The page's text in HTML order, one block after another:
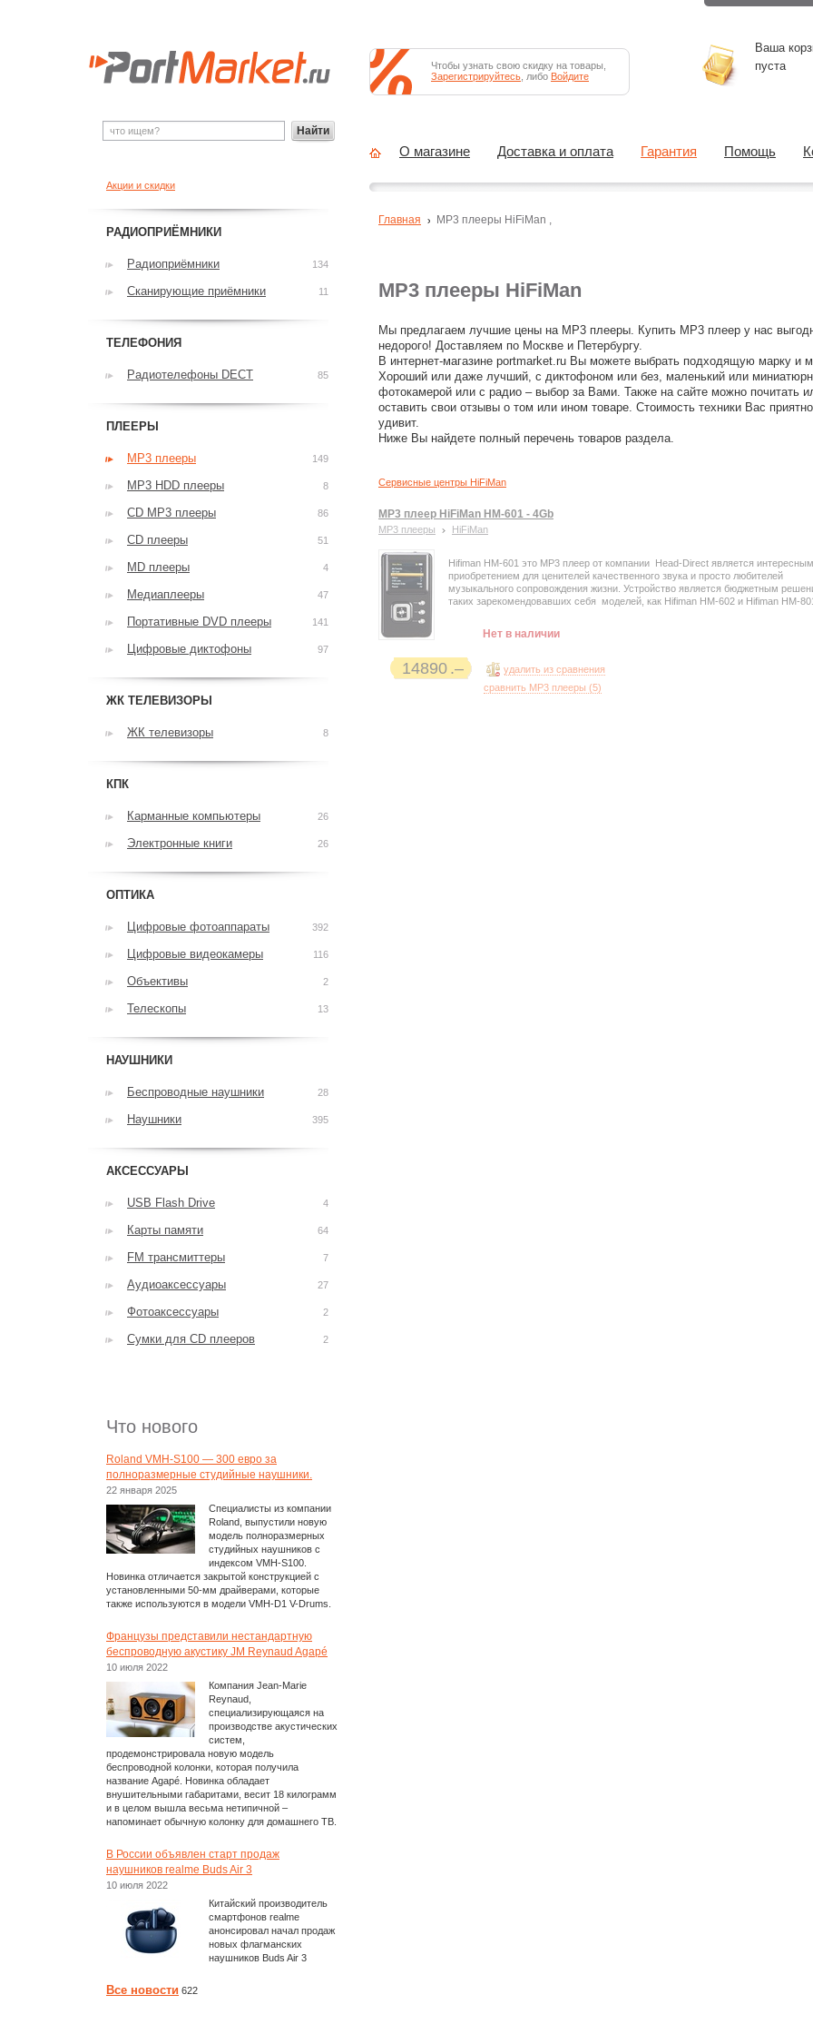
MP3 плееры HiFiMan
Мы предлагаем лучшие цены на MP3 плееры. Купить MP3 плеер у нас
недорого! Доставляем по Москве и Петербургу.
В интернет-магазине portmarket.ru Вы можете выбрать подходящую марку и
Хороший или даже лучший, с диктофоном или без, маленький или
фотокамерой или с радио – выбор за Вами. Также на сайте можно почитать
оставить свои отзывы о том или ином товаре. Стоимость техники Вас приятно
удивит.
Ниже Вы найдете полный перечень товаров раздела.
Сервисные центры HiFiMan
MP3 плеер HiFiMan HM-601 - 4Gb
MP3 плееры HiFiMan
Hifiman HM-601 это MP3 плеер от компании Head-Direct является интересным
приобретением для ценителей качественного звука и просто любителей
музыкального сопровождения жизни. Устройство является бюджетным
таких зарекомендовавших себя моделей, как Hifiman HM-602 и Hifiman HM-
Нет в наличии
14890
удалить из сравнения
сравнить MP3 плееры (5)
Главная MP3 плееры HiFiMan ,
Акции и скидки
РАДИОПРИЁМНИКИ
Радиоприёмники 134
Сканирующие приёмники 11
ТЕЛЕФОНИЯ
Радиотелефоны DECT 85
ПЛЕЕРЫ
MP3 плееры 149
MP3 HDD плееры 8
CD MP3 плееры 86
CD плееры 51
MD плееры 4
Медиаплееры 47
Портативные DVD плееры 141
Цифровые диктофоны 97
ЖК ТЕЛЕВИЗОРЫ
ЖК телевизоры 8
КПК
Карманные компьютеры 26
Электронные книги 26
ОПТИКА
Цифровые фотоаппараты 392
Цифровые видеокамеры 116
Объективы 2
Телескопы 13
НАУШНИКИ
Беспроводные наушники 28
Наушники 395
АКСЕССУАРЫ
USB Flash Drive 4
Карты памяти 64
FM трансмиттеры 7
Аудиоаксессуары 27
Фотоаксессуары 2
Сумки для CD плееров 2
Что нового
Roland VMH-S100 — 300 евро за
полноразмерные студийные наушники.
22 января 2025
Специалисты из компании
Roland, выпустили новую
модель полноразмерных
студийных наушников с
индексом VMH-S100.
Новинка отличается закрытой конструкцией с
установленными 50-мм драйверами, которые
также используются в модели VMH-D1 V-Drums.
Французы представили нестандартную
беспроводную акустику JM Reynaud Agapé
10 июля 2022
Компания Jean-Marie
Reynaud,
специализирующаяся на
производстве акустических
систем,
продемонстрировала новую модель
беспроводной колонки, которая получила
название Agapé. Новинка обладает
внушительными габаритами, весит 18 килограмм
и в целом вышла весьма нетипичной –
напоминает обычную колонку для домашнего ТВ.
В России объявлен старт продаж
наушников realme Buds Air 3
10 июля 2022
Китайский производитель
смартфонов realme
анонсировал начал продаж
новых флагманских
наушников Buds Air 3
Все новости 622
Найти
Чтобы узнать свою скидку на товары,
Зарегистрируйтесь , либо Войдите
Ваша
пуста
О магазине Доставка и оплата Гарантия Помощь